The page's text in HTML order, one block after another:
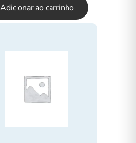
Adicionar ao carrinho